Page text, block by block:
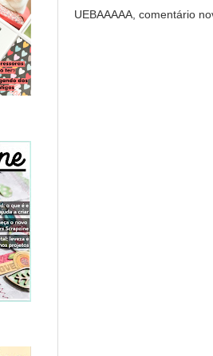
UEBAAAAA, comentário